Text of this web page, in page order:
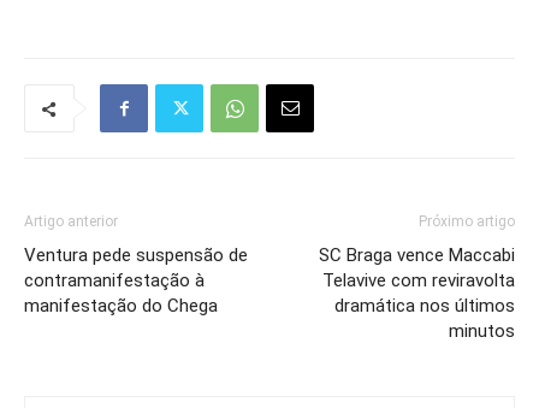
Artigo anterior
Ventura pede suspensão de
contramanifestação à
manifestação do Chega
Próximo artigo
SC Braga vence Maccabi
Telavive com reviravolta
dramática nos últimos
minutos